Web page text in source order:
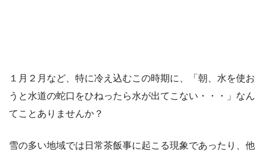
１月２月など、特に冷え込むこの時期に、「朝、水を使お
うと水道の蛇口をひねったら水が出てこない・・・」なん
てことありませんか？
雪の多い地域では日常茶飯事に起こる現象であったり、他